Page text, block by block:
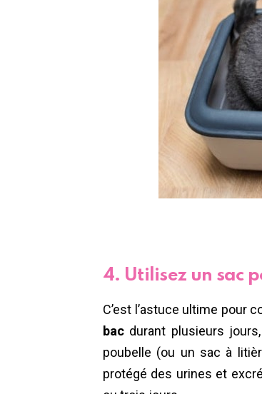
4. Utilisez un sac
C’est l’astuce ultime pour
bac durant plusieurs
poubelle (ou un sac à
protégé des urines et